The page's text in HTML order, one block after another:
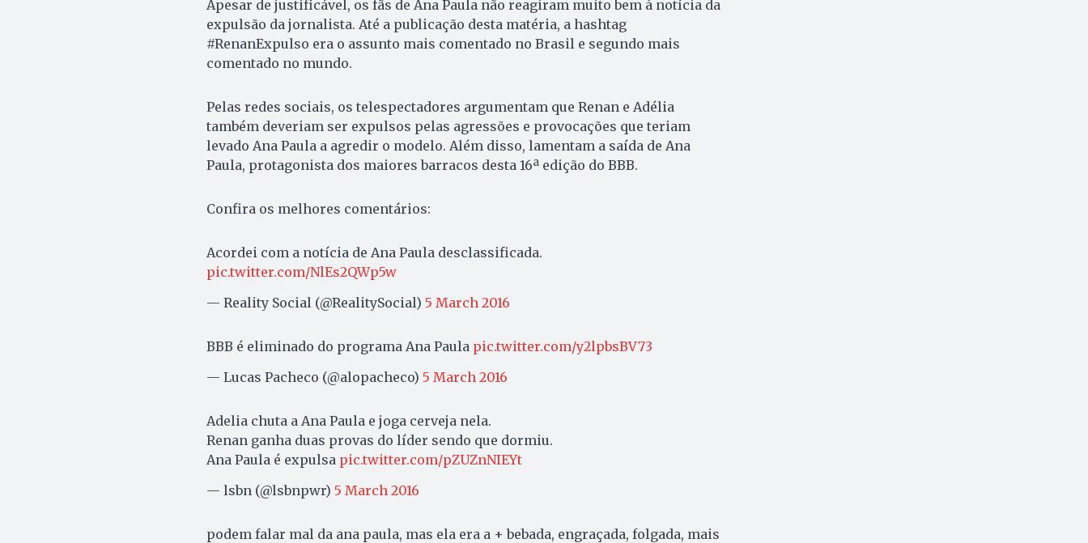
Apesar de justificável, os fãs de Ana Paula não reagiram muito bem à notícia da
expulsão da jornalista. Até a publicação desta matéria, a hashtag
#RenanExpulso era o assunto mais comentado no Brasil e segundo mais
comentado no mundo.
Pelas redes sociais, os telespectadores argumentam que Renan e Adélia
também deveriam ser expulsos pelas agressões e provocações que teriam
levado Ana Paula a agredir o modelo. Além disso, lamentam a saída de Ana
Paula, protagonista dos maiores barracos desta 16ª edição do BBB.
Confira os melhores comentários:
Acordei com a notícia de Ana Paula desclassificada.
pic.twitter.com/NlEs2QWp5w
— Reality Social (@RealitySocial) 5 March 2016
BBB é eliminado do programa Ana Paula pic.twitter.com/y2lpbsBV73
— Lucas Pacheco (@alopacheco) 5 March 2016
Adelia chuta a Ana Paula e joga cerveja nela.
Renan ganha duas provas do líder sendo que dormiu.
Ana Paula é expulsa pic.twitter.com/pZUZnNIEYt
— lsbn (@lsbnpwr) 5 March 2016
podem falar mal da ana paula, mas ela era a + bebada, engraçada, folgada, mais